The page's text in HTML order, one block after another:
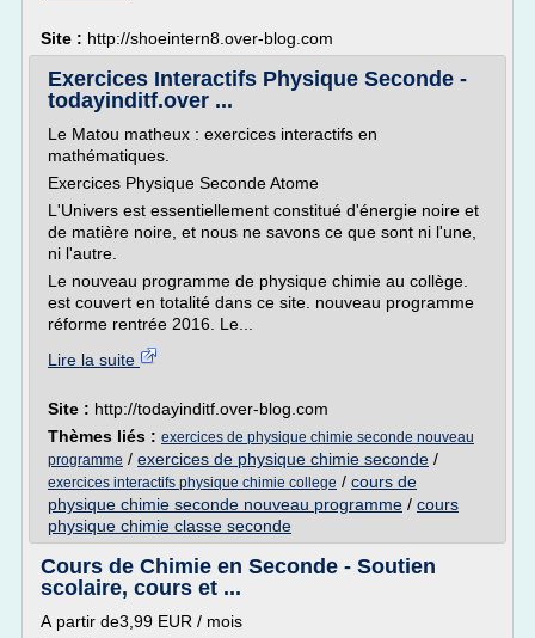
Site : http://shoeintern8.over-blog.com
Exercices Interactifs Physique Seconde -
todayinditf.over ...
Le Matou matheux : exercices interactifs en
mathématiques.
Exercices Physique Seconde Atome
L'Univers est essentiellement constitué d'énergie noire et
de matière noire, et nous ne savons ce que sont ni l'une,
ni l'autre.
Le nouveau programme de physique chimie au collège.
est couvert en totalité dans ce site. nouveau programme
réforme rentrée 2016. Le...
Lire la suite
Site : http://todayinditf.over-blog.com
Thèmes liés : exercices de physique chimie seconde nouveau
programme / exercices de physique chimie seconde /
exercices interactifs physique chimie college / cours de
physique chimie seconde nouveau programme / cours
physique chimie classe seconde
Cours de Chimie en Seconde - Soutien
scolaire, cours et ...
A partir de3,99 EUR / mois